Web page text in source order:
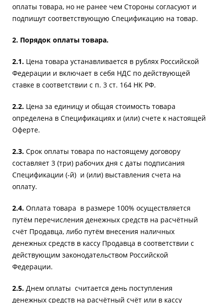
оплаты товара, но не ранее чем Стороны согласуют и
подпишут соответствующую Спецификацию на товар.
2. Порядок оплаты товара.
2.1. Цена товара устанавливается в рублях Российской
Федерации и включает в себя НДС по действующей
ставке в соответствии с п. 3 ст. 164 НК РФ.
2.2. Цена за единицу и общая стоимость товара
определена в Спецификациях и (или) счете к настоящей
Оферте.
2.3. Срок оплаты товара по настоящему договору
составляет 3 (три) рабочих дня с даты подписания
Спецификации (-й) и (или) выставления счета на
оплату.
2.4. Оплата товара в размере 100% осуществляется
путём перечисления денежных средств на расчётный
счёт Продавца, либо путём внесения наличных
денежных средств в кассу Продавца в соответствии с
действующим законодательством Российской
Федерации.
2.5. Днем оплаты считается день поступления
денежных средств на расчётный счёт или в кассу